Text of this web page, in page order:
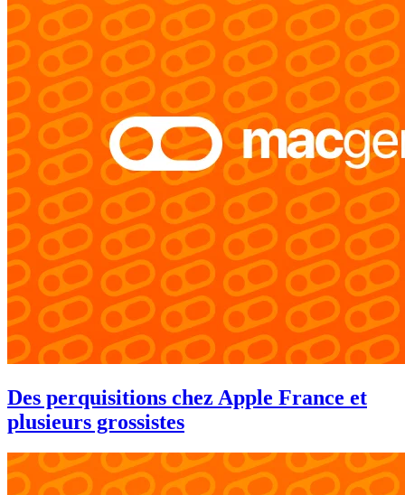
Des perquisitions chez Apple France et
plusieurs grossistes